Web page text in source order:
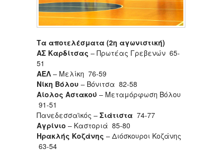
Τα αποτελέσματα (2η αγωνιστική)
ΑΣ Καρδίτσας – Πρωτέας Γρεβενών 65-
51
ΑΕΛ – Μελίκη 76-59
Νίκη Βόλου – Βόνιτσα 82-58
Αίολος Αστακού – Μεταμόρφωση Βόλου
91-51
Πανεδεσσαϊκός – Σιάτιστα 74-77
Αγρίνιο – Καστοριά 85-80
Ηρακλής Κοζάνης – Διόσκουροι Κοζάνης
63-54